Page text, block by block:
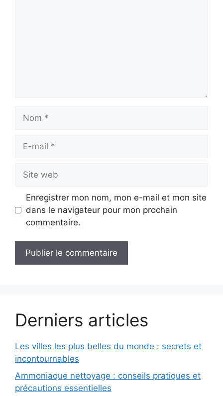
mail
web
Enregistrer mon nom, mon e-mail et mon site
dans le navigateur pour mon prochain
commentaire.
Derniers articles
Les villes les plus belles du monde : secrets et
incontournables
Ammoniaque nettoyage : conseils pratiques et
précautions essentielles